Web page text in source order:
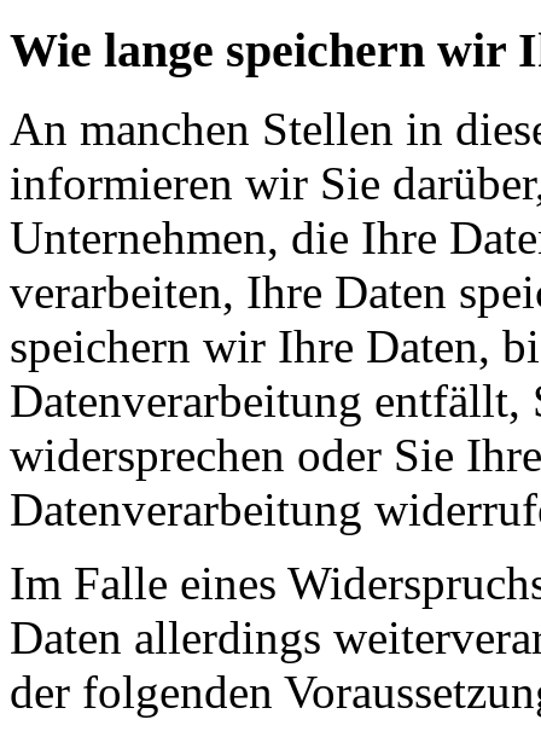
Wie lange speichern wir
An manchen Stellen in
informieren wir Sie
Unternehmen, die Ihre
verarbeiten, Ihre Daten
speichern wir Ihre Daten,
Datenverarbeitung entfällt,
widersprechen oder Sie
Datenverarbeitung
Im Falle eines
Daten allerdings
der folgenden